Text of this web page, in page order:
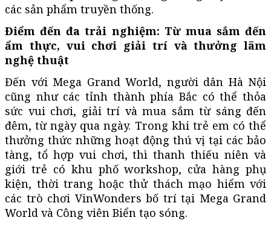
các sản phẩm truyền thống.
Điểm đến đa trải nghiệm: Từ mua sắm đến
ẩm thực, vui chơi giải trí và thưởng lãm
nghệ thuật
Đến với Mega Grand World, người dân Hà Nội
cũng như các tỉnh thành phía Bắc có thể thỏa
sức vui chơi, giải trí và mua sắm từ sáng đến
đêm, từ ngày qua ngày. Trong khi trẻ em có thể
thưởng thức những hoạt động thú vị tại các bảo
tàng, tổ hợp vui chơi, thì thanh thiếu niên và
giới trẻ có khu phố workshop, cửa hàng phụ
kiện, thời trang hoặc thử thách mạo hiểm với
các trò chơi VinWonders bố trí tại Mega Grand
World và Công viên Biển tạo sóng.